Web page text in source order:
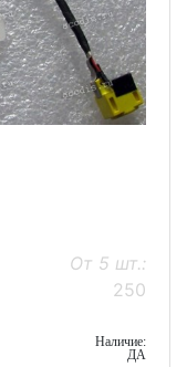
От 5 шт.:
250
Наличие:
ДА